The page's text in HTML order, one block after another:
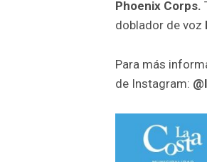
Phoenix Corps.
doblador de voz
Para más
de Instagram: